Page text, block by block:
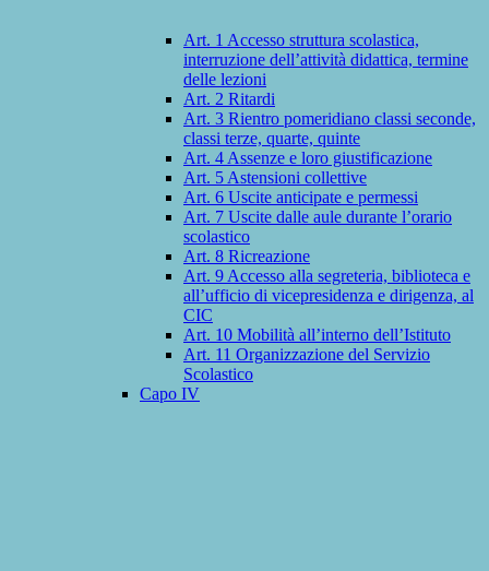
Art. 1 Accesso struttura scolastica,
interruzione dell’attività didattica, termine
delle lezioni
Art. 2 Ritardi
Art. 3 Rientro pomeridiano classi seconde,
classi terze, quarte, quinte
Art. 4 Assenze e loro giustificazione
Art. 5 Astensioni collettive
Art. 6 Uscite anticipate e permessi
Art. 7 Uscite dalle aule durante l’orario
scolastico
Art. 8 Ricreazione
Art. 9 Accesso alla segreteria, biblioteca e
all’ufficio di vicepresidenza e dirigenza, al
CIC
Art. 10 Mobilità all’interno dell’Istituto
Art. 11 Organizzazione del Servizio
Scolastico
Capo IV